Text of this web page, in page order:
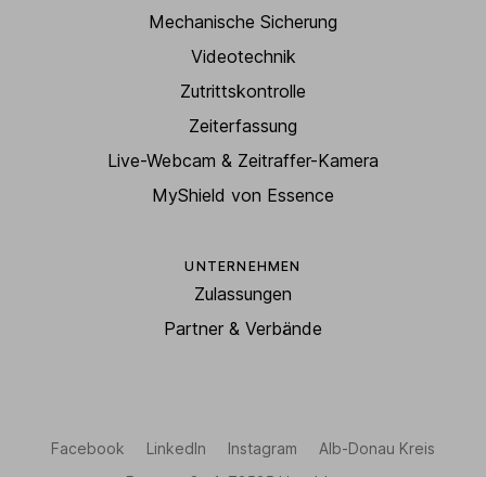
Mechanische Sicherung
Videotechnik
Zutrittskontrolle
Zeiterfassung
Live-Webcam & Zeitraffer-Kamera
MyShield von Essence
UNTERNEHMEN
Zulassungen
Partner & Verbände
Facebook LinkedIn Instagram
Alb-Donau Kreis